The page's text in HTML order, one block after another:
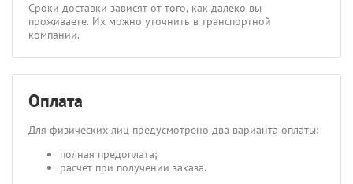
Сроки доставки зависят от того, как далеко вы
проживаете. Их можно уточнить в транспортной
компании.
Оплата
Для физических лиц предусмотрено два варианта оплаты:
полная предоплата;
расчет при получении заказа.